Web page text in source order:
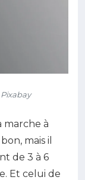
marche à
mais il
de 3 à 6
Et celui de